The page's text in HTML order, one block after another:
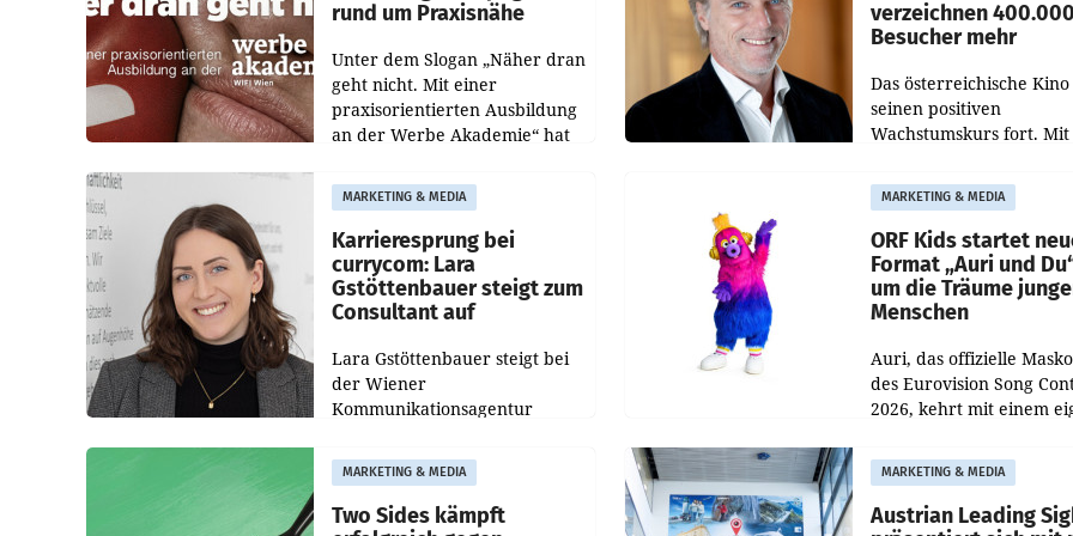
rund um Praxisnähe
Unter dem Slogan „Näher dran
geht nicht. Mit einer
praxisorientierten Ausbildung
an der Werbe Akademie“ hat
WIFI Wien eine neue
Imagekampagne gestartet.
verzeichnen 400.000
Besucher mehr
Das österreichische Kino
seinen positiven
Wachstumskurs fort.
und Besucher höheren
Nettoreichweite im ersten
Halbjahr 2026
MARKETING & MEDIA
Karrieresprung bei
currycom: Lara
Gstöttenbauer steigt zum
Consultant auf
Lara Gstöttenbauer steigt bei
der Wiener
Kommunikationsagentur
partners zum Consultant auf.
Die 27-jährige Beraterin
betreut Kundinnen und
MARKETING & MEDIA
ORF Kids startet
Format „Auri und
um die Träume
Menschen
Auri, das offizielle
des Eurovision Song
2026, kehrt mit einem
zurück. In der neuen
„Auri und Du“ bei ORF
steht
MARKETING & MEDIA
Two Sides kämpft
MARKETING & MEDIA
Austrian Leading